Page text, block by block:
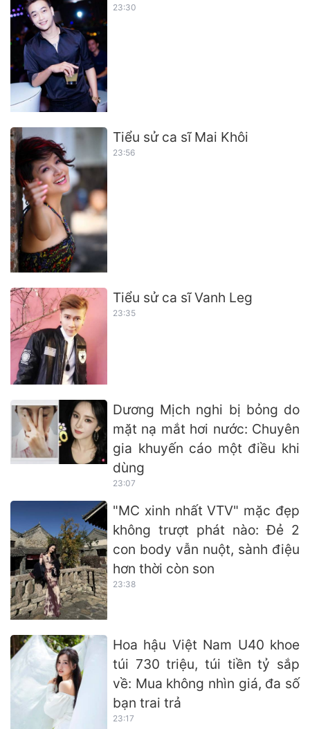
23:30
Tiểu sử ca sĩ Mai Khôi
23:56
Tiểu sử ca sĩ Vanh Leg
23:35
Dương Mịch nghi bị bỏng do
mặt nạ mắt hơi nước: Chuyên
gia khuyến cáo một điều khi
dùng
23:07
"MC xinh nhất VTV" mặc đẹp
không trượt phát nào: Đẻ 2
con body vẫn nuột, sành điệu
hơn thời còn son
23:38
Hoa hậu Việt Nam U40 khoe
túi 730 triệu, túi tiền tỷ sắp
về: Mua không nhìn giá, đa số
bạn trai trả
23:17